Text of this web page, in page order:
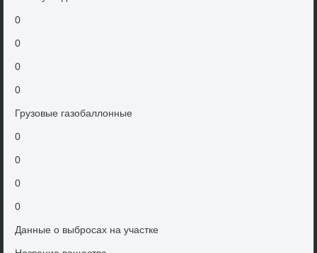
0
0
0
0
Грузовые газобаллοнные
0
0
0
0
Данные о выбросах на участке